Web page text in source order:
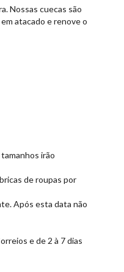
Nossas cuecas são
atacado e renove o
irão
de roupas por
Após esta data não
e de 2 à 7 dias